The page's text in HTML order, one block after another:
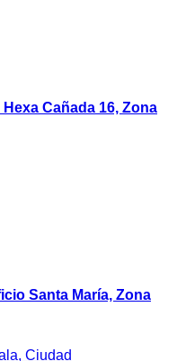
Cañada 16, Zona
Santa María, Zona
Ciudad